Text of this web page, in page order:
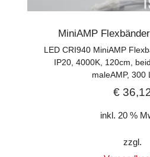
MiniAMP
LED CRI940 MiniAMP
IP20, 4000K, 120cm,
maleAMP, 300
€
inkl. 20 %
zzgl.